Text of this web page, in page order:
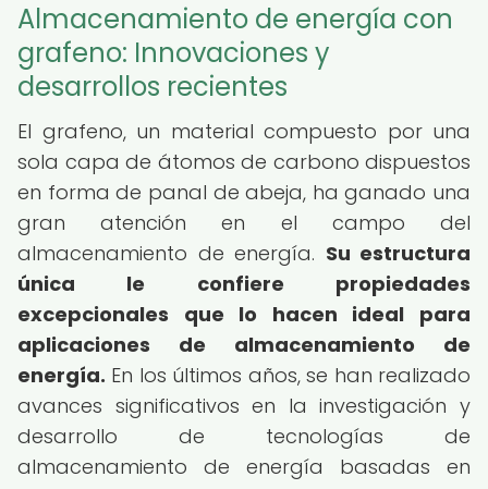
Almacenamiento de energía con
grafeno: Innovaciones y
desarrollos recientes
El grafeno, un material compuesto por una
sola capa de átomos de carbono dispuestos
en forma de panal de abeja, ha ganado una
gran atención en el campo del
almacenamiento de energía. Su estructura
única le confiere propiedades
excepcionales que lo hacen ideal para
aplicaciones de almacenamiento de
energía. En los últimos años, se han realizado
avances significativos en la investigación y
desarrollo de tecnologías de
almacenamiento de energía basadas en